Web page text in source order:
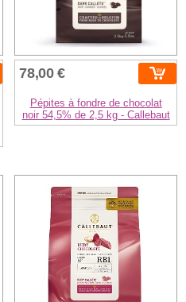
78,00 €
Pépites à fondre de chocolat
noir 54,5% de 2,5 kg - Callebaut